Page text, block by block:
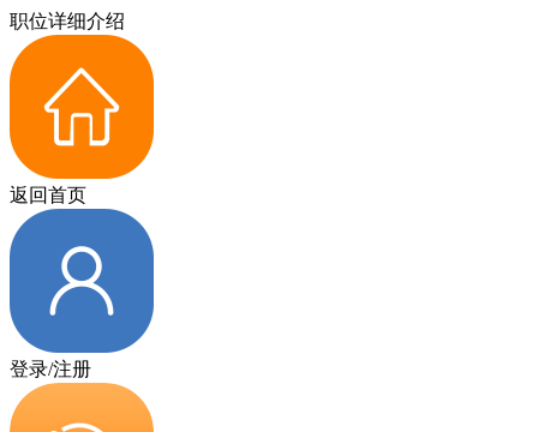
职位详细介绍
返回首页
登录/注册